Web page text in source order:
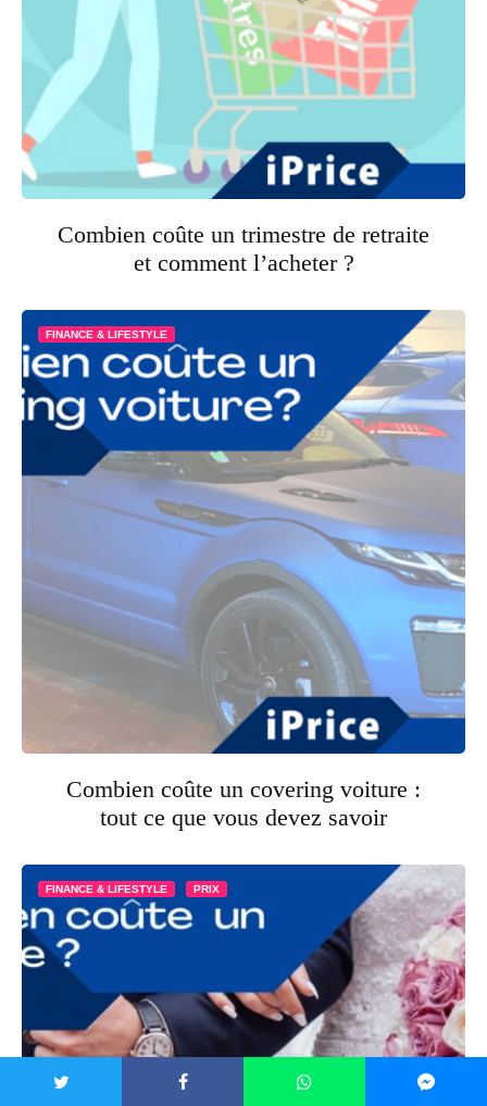
Combien coûte un trimestre de retraite
et comment l’acheter ?
FINANCE & LIFESTYLE
Combien coûte un covering voiture :
tout ce que vous devez savoir
FINANCE & LIFESTYLE PRIX